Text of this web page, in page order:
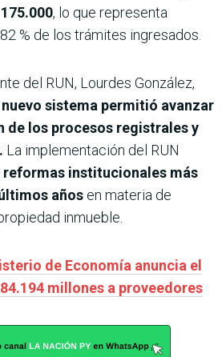
, lo que representa
% de los trámites ingresados.
del RUN, Lourdes González,
nuevo sistema permitió avanzar
de los procesos registrales y
La implementación del RUN
reformas institucionales más
años en materia de
inmueble.
de Economía anuncia el
millones a proveedores